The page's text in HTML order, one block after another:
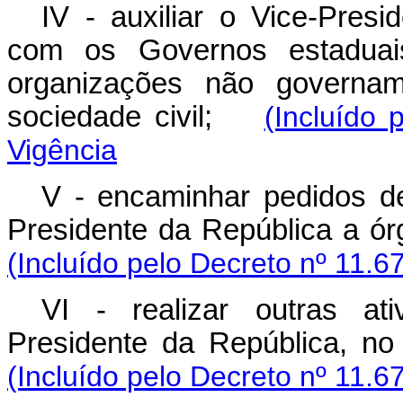
IV - auxiliar o Vice-
com os Governos
organizações não
sociedade civil; (Incluído
Vigência
V - encaminhar pedidos
Presidente da República a
(Incluído pelo Decreto nº
VI - realizar outras
Presidente da República,
(Incluído pelo Decreto nº